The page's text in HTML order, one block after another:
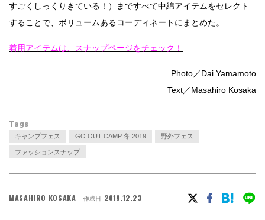
すごくしっくりきている！）まですべて中綿アイテムをセレクト
することで、ボリュームあるコーディネートにまとめた。
着用アイテムは、スナップページをチェック！
Photo／Dai Yamamoto
Text／Masahiro Kosaka
Tags
キャンプフェス GO OUT CAMP 冬 2019 野外フェス
ファッションスナップ
MASAHIRO KOSAKA 作成日 2019.12.23